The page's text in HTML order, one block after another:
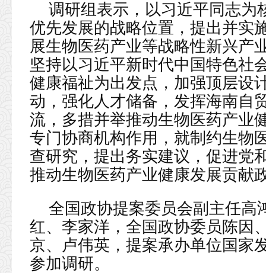
调研组表示，以习近平同志为
优先发展的战略位置，提出并实
展生物医药产业等战略性新兴产
坚持以习近平新时代中国特色社
健康福祉为出发点，加强顶层设
动，强化人才储备，发挥海南自
流，多措并举推动生物医药产业
专门协商机构作用，就制约生物
查研究，提出务实建议，促进党
推动生物医药产业健康发展贡献
全国政协提案委员会副主任高
红、李家洋，全国政协委员陈因
京、卢伟英，提案承办单位国家
参加调研。